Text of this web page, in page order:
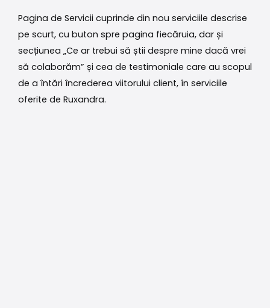
Pagina de Servicii cuprinde din nou serviciile descrise
pe scurt, cu buton spre pagina fiecăruia, dar și
secțiunea „Ce ar trebui să știi despre mine dacă vrei
să colaborăm” și cea de testimoniale care au scopul
de a întări încrederea viitorului client, în serviciile
oferite de Ruxandra.